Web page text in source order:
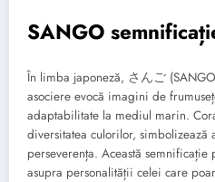
SANGO
În limba japoneză, さんご
asociere evocă imagini de
adaptabilitate la mediul marin.
diversitatea culorilor, simbolizează
perseverența. Această
asupra personalității celei care